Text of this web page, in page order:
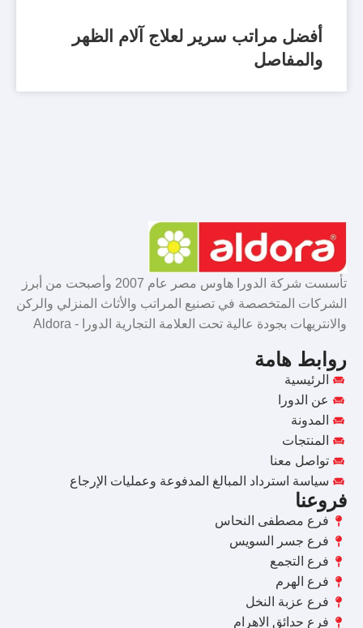
أفضل مراتب سرير لعلاج آلام الظهر
والمفاصل
تأسست شركة الدورا هاوس مصر عام 2007 وأصبحت من أبرز
الشركات المتخصصة في تصنيع المراتب والأثاث المنزلي والركن
والانتريهات بجودة عالية تحت العلامة التجارية الدورا - Aldora
روابط هامة
الرئيسية
عن الدورا
المدونة
المنتجات
تواصل معنا
سياسة استرداد المبالغ المدفوعة وعمليات الإرجاع
فروعنا
فرع مصطفى النحاس
فرع جسر السويس
فرع التجمع
فرع الهرم
فرع عزبة النخل
فرع حدائق الاهرام